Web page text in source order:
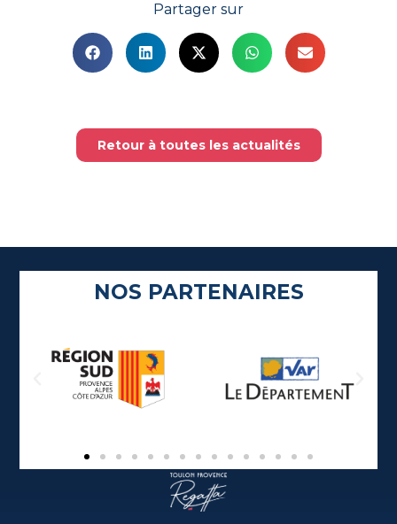
Partager sur
Retour à toutes les actualités
NOS PARTENAIRES